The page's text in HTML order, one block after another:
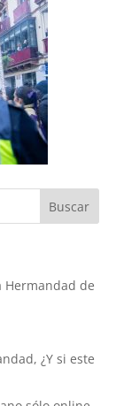
Hermandad de
¿Y si este